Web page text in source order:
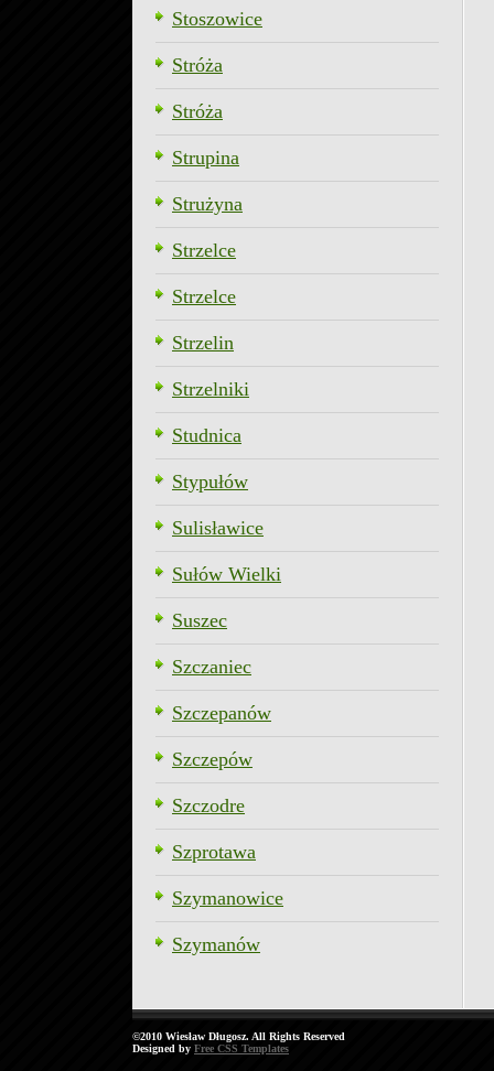
Stoszowice
Stróża
Stróża
Strupina
Strużyna
Strzelce
Strzelce
Strzelin
Strzelniki
Studnica
Stypułów
Sulisławice
Sułów Wielki
Suszec
Szczaniec
Szczepanów
Szczepów
Szczodre
Szprotawa
Szymanowice
Szymanów
©2010 Wiesław Długosz. All Rights Reserved
Designed by Free CSS Templates